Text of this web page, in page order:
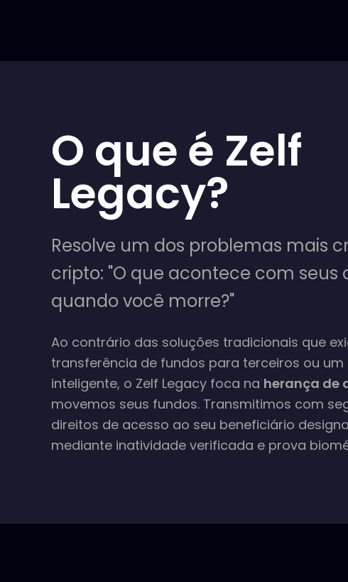
O que é Zelf
Legacy?
Resolve um dos problemas mais
cripto: "O que acontece com seus
quando você morre?"
Ao contrário das soluções tradicionais que
transferência de fundos para terceiros ou
inteligente, o Zelf Legacy foca na herança de
movemos seus fundos. Transmitimos com
direitos de acesso ao seu beneficiário
mediante inatividade verificada e prova